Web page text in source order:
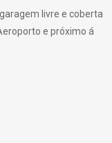
livre e coberta
e próximo á